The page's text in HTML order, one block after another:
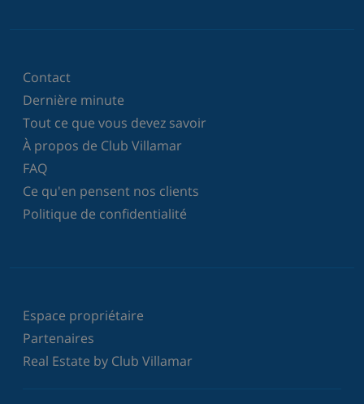
Contact
Dernière minute
Tout ce que vous devez savoir
À propos de Club Villamar
FAQ
Ce qu'en pensent nos clients
Politique de confidentialité
Espace propriétaire
Partenaires
Real Estate by Club Villamar